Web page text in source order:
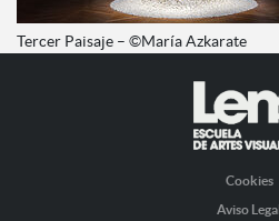
Tercer Paisaje – ©María Azkarate
Cookies
Aviso Legal